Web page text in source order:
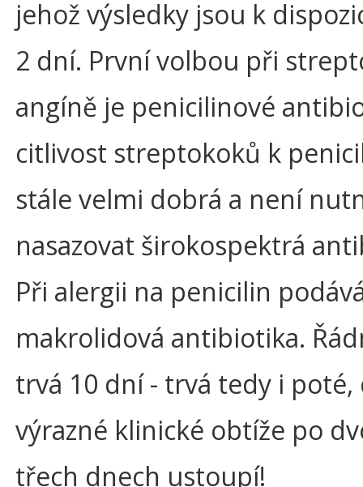
jehož výsledky jsou k
2 dní. První volbou při
angíně je penicilinové
citlivost streptokoků k
stále velmi dobrá a není
nasazovat širokospektrá
Při alergii na penicilin
makrolidová antibiotika.
trvá 10 dní - trvá tedy i poté,
výrazné klinické obtíže po
třech dnech ustoupí!